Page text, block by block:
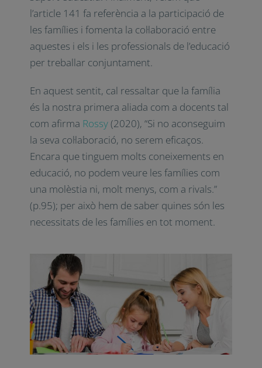
que també és un procés d’acollir i
acompanyar els alumnes amb diferents
necessitats específiques de suport
educatiu. Finalment, veiem que l’article 141
fa referència a la participació de les famílies
i fomenta la col·laboració entre aquestes i
els i les professionals de l’educació per
treballar conjuntament.
En aquest sentit, cal ressaltar que la família
és la nostra primera aliada com a docents
tal com afirma
Rossy
aconseguim la seva col·laboració, no serem
eficaços
. Encara que tinguem molts
menys, com a rivals.” (p.95); per això hem
de saber quines són les necessitats de les
famílies en tot moment.